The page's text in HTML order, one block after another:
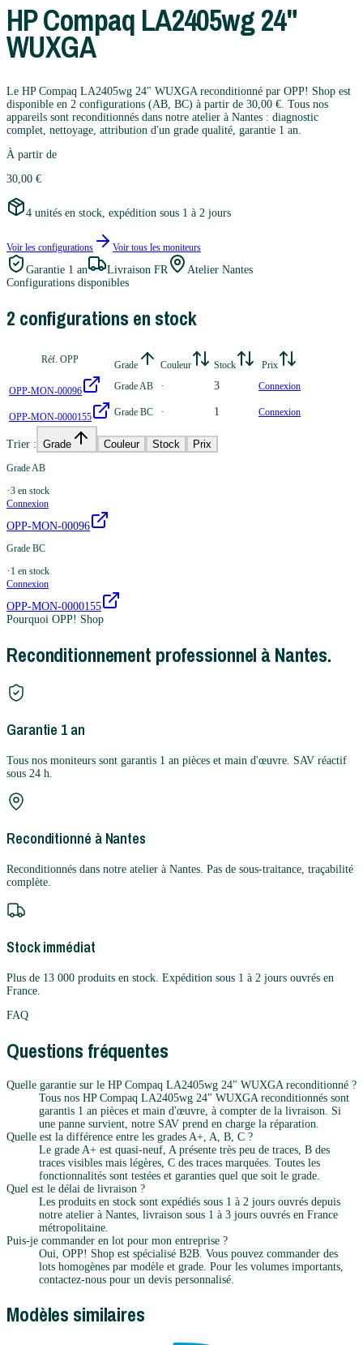
HPCompaq LA2405wg 24"
WUXGA
Le HP Compaq LA2405wg 24" WUXGA reconditionné par OPP! Shop est
disponible en 2 configurations (AB, BC) à partir de 30,00 €. Tous nos
appareils sont reconditionnés dans notre atelier à Nantes : diagnostic
complet, nettoyage, attribution d'un grade qualité, garantie 1 an.
À partir de
30,00 €
4 unités en stock, expédition sous 1 à 2 jours
Voir les configurations Voir tous les moniteurs
Garantie 1 an Livraison FR
Atelier Nantes
Configurations disponibles
2 configurations en stock
Réf. OPP Grade Couleur Stock Prix
OPP-MON-00096 Grade AB · 3 Connexion
OPP-MON-0000155 Grade BC · 1 Connexion
Trier : Grade Couleur Stock Prix
Grade AB
·3 en stock
Connexion
OPP-MON-00096
Grade BC
· 1 en stock
Connexion
OPP-MON-0000155
Pourquoi OPP! Shop
Reconditionnement professionnel à Nantes.
Garantie 1 an
Tous nos moniteurs sont garantis 1 an pièces et main d'œuvre. SAV réactif
sous 24 h.
Reconditionné à Nantes
Reconditionnés dans notre atelier à Nantes. Pas de sous-traitance, traçabilité
complète.
Stock immédiat
Plus de 13 000 produits en stock. Expédition sous 1 à 2 jours ouvrés en
France.
FAQ
Questions fréquentes
Quelle garantie sur le HP Compaq LA2405wg 24" WUXGA reconditionné ?
Tous nos HP Compaq LA2405wg 24" WUXGA reconditionnés sont
garantis 1 an pièces et main d'œuvre, à compter de la livraison. Si
une panne survient, notre SAV prend en charge la réparation.
Quelle est la différence entre les grades A+, A, B, C ?
Le grade A+ est quasi-neuf, A présente très peu de traces, B des
traces visibles mais légères, C des traces marquées. Toutes les
fonctionnalités sont testées et garanties quel que soit le grade.
Quel est le délai de livraison ?
Les produits en stock sont expédiés sous 1 à 2 jours ouvrés depuis
notre atelier à Nantes, livraison sous 1 à 3 jours ouvrés en France
métropolitaine.
Puis-je commander en lot pour mon entreprise ?
Oui, OPP! Shop est spécialisé B2B. Vous pouvez commander des
lots homogènes par modèle et grade. Pour les volumes importants,
contactez-nous pour un devis personnalisé.
Modèles similaires